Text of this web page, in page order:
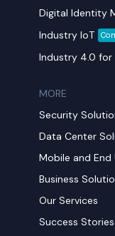
Digital Identity
Industry IoT
Industry 4.0 for
MORE​
Security
Data Center
Mobile and End
Business
Our Services
Success Stories